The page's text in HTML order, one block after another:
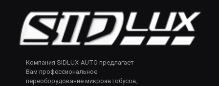
Компания SIDLUX-AUTO предлагает
Вам профессиональное
переоборудование микроавтобусов,